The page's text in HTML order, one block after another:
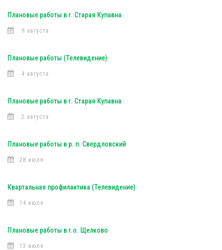
Плановые работы в г. Старая Купавна
9 августа
Плановые работы (Телевидение)
4 августа
Плановые работы в г. Старая Купавна
2 августа
Плановые работы в р. п. Свердловский
28 июля
Квартальная профилактика (Телевидение)
14 июля
Плановые работы в г.о. Щелково
13 июля